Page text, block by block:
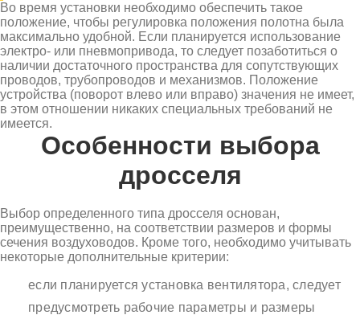
Во время установки необходимо обеспечить такое
положение, чтобы регулировка положения полотна была
максимально удобной. Если планируется использование
электро- или пневмопривода, то следует позаботиться о
наличии достаточного пространства для сопутствующих
проводов, трубопроводов и механизмов. Положение
устройства (поворот влево или вправо) значения не имеет,
в этом отношении никаких специальных требований не
имеется.
Особенности выбора
дросселя
Выбор определенного типа дросселя основан,
преимущественно, на соответствии размеров и формы
сечения воздуховодов. Кроме того, необходимо учитывать
некоторые дополнительные критерии:
если планируется установка вентилятора, следует
предусмотреть рабочие параметры и размеры